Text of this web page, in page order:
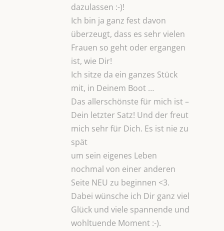
dazulassen :-)!
Ich bin ja ganz fest davon
überzeugt, dass es sehr vielen
Frauen so geht oder ergangen
ist, wie Dir!
Ich sitze da ein ganzes Stück
mit, in Deinem Boot …
Das allerschönste für mich ist –
Dein letzter Satz! Und der freut
mich sehr für Dich. Es ist nie zu
spät
um sein eigenes Leben
nochmal von einer anderen
Seite NEU zu beginnen <3.
Dabei wünsche ich Dir ganz viel
Glück und viele spannende und
wohltuende Moment :-).